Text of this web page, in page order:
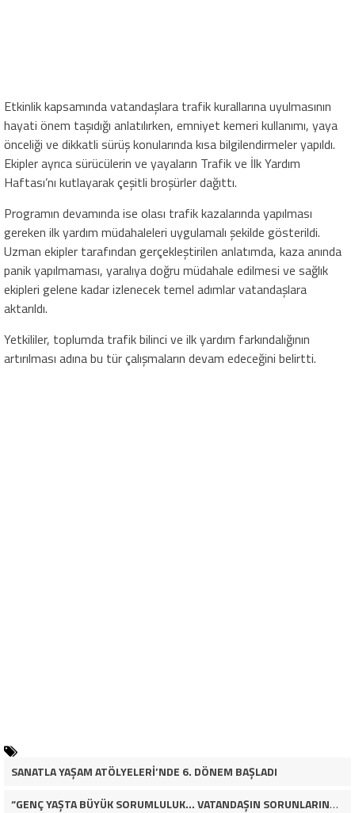
Etkinlik kapsamında vatandaşlara trafik kurallarına uyulmasının
hayati önem taşıdığı anlatılırken, emniyet kemeri kullanımı, yaya
önceliği ve dikkatli sürüş konularında kısa bilgilendirmeler yapıldı.
Ekipler ayrıca sürücülerin ve yayaların Trafik ve İlk Yardım
Haftası’nı kutlayarak çeşitli broşürler dağıttı.
Programın devamında ise olası trafik kazalarında yapılması
gereken ilk yardım müdahaleleri uygulamalı şekilde gösterildi.
Uzman ekipler tarafından gerçekleştirilen anlatımda, kaza anında
panik yapılmaması, yaralıya doğru müdahale edilmesi ve sağlık
ekipleri gelene kadar izlenecek temel adımlar vatandaşlara
aktarıldı.
Yetkililer, toplumda trafik bilinci ve ilk yardım farkındalığının
artırılması adına bu tür çalışmaların devam edeceğini belirtti.
SANATLA YAŞAM ATÖLYELERİ’NDE 6. DÖNEM BAŞLADI
“GENÇ YAŞTA BÜYÜK SORUMLULUK… VATANDAŞIN SORUNLARINA ÇÖZÜM ARIYOR!”